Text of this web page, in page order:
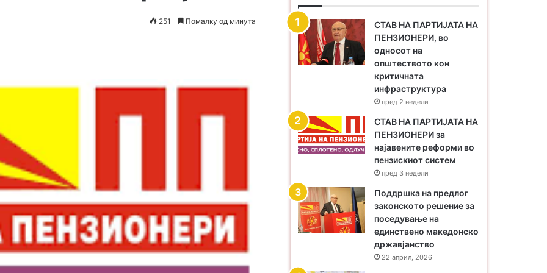
251 Помалку од минута
СТАВ НА ПАРТИЈАТА НА
ПЕНЗИОНЕРИ, во
односот на
општеството кон
критичната
инфраструктура
пред 2 недели
​СТАВ НА ПАРТИЈАТА НА
ПЕНЗИОНЕРИ за
најавените реформи во
пензискиот систем
пред 3 недели
Поддршка на предлог
законското решение за
поседување на
единствено македонско
државјанство
22 април, 2026